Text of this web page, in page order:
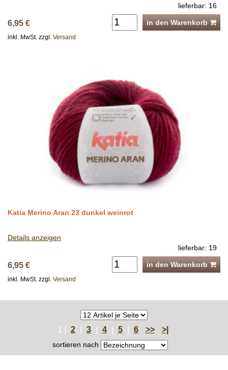
lieferbar: 16
6,95 € in den Warenkorb
inkl. MwSt. zzgl. Versand
Katia Merino Aran 23 dunkel weinrot
Details anzeigen
lieferbar: 19
6,95 € in den Warenkorb
inkl. MwSt. zzgl. Versand
2 3 4 5 6 >> >|
sortieren nach